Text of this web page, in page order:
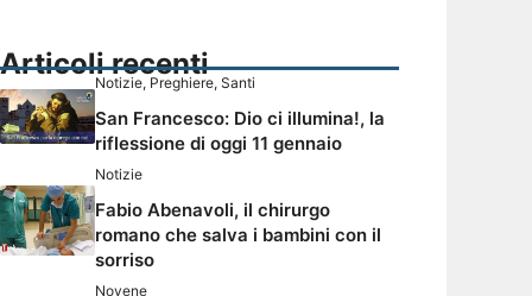
Articoli recenti
Notizie, Preghiere, Santi
San Francesco: Dio ci illumina!, la
riflessione di oggi 11 gennaio
Notizie
Fabio Abenavoli, il chirurgo
romano che salva i bambini con il
sorriso
Novene